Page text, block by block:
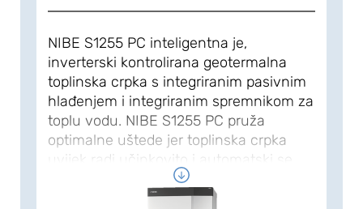
NIBE S1255 PC inteligentna je,
inverterski kontrolirana geotermalna
toplinska crpka s integriranim pasivnim
hlađenjem i integriranim spremnikom za
toplu vodu. NIBE S1255 PC pruža
optimalne uštede jer toplinska crpka
uvijek radi učinkovito i automatski se
prilagođava potrebama za grijanjem
vašeg doma tijekom cijele godine. Tvrtka